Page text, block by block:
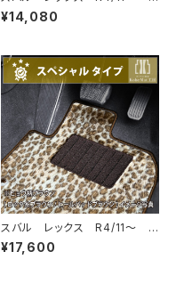
201F フロアマット一式 カー
マット ハイグレードタイプ
¥14,080
スバル レックス R4/11〜 A
201F フロアマット一式 カー
マット スペシャルタイプ
¥17,600